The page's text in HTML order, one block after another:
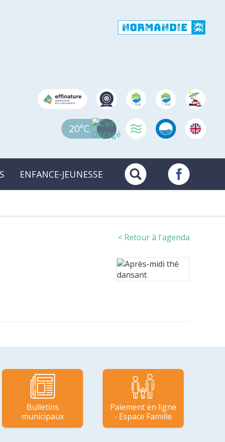
20°C
ENFANCE-JEUNESSE
< Retour à l'agenda
Bulletins
municipaux
Paiement en ligne
- Espace Famille